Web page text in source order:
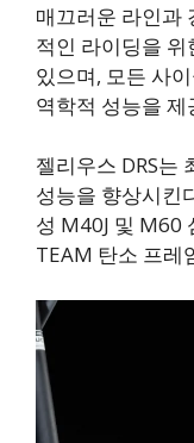
매끄러운 라인과
적인 라이딩을
있으며, 모든 사
역학적 성능을 제
젤리우스 DRS는
성능을 향상시킨
성 M40J 및 M60
TEAM 탄소 프레